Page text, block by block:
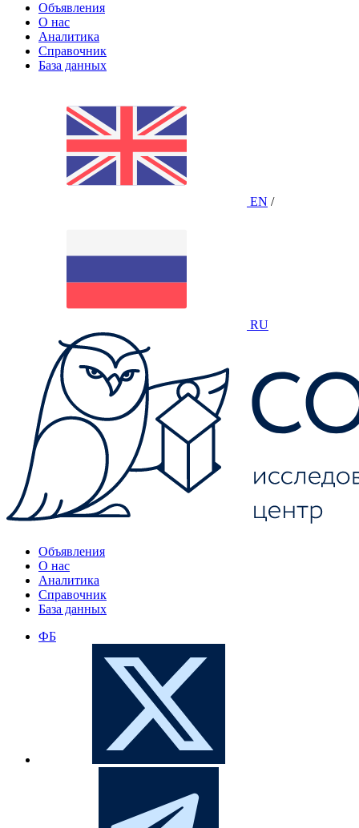
Объявления
О нас
Аналитика
Справочник
База данных
EN /
RU
Объявления
О нас
Аналитика
Справочник
База данных
ФБ